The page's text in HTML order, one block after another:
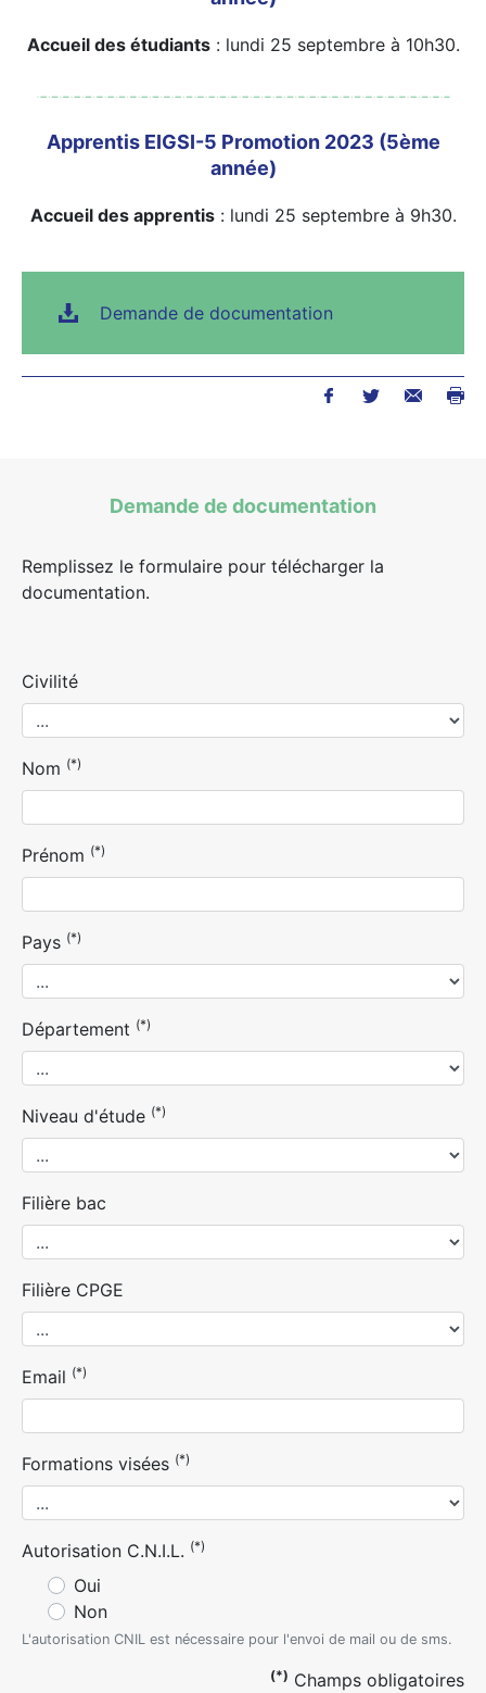
Accueil des étudiants: lundi 25 septembre à 10h30.
Apprentis EIGSI-5 Promotion 2023 (5ème
année)
Accueil des apprentis: lundi 25 septembre à 9h30.
Demande de documentation
Demande de documentation
Remplissez le formulaire pour télécharger la
documentation.
Civilité
Nom (*)
Prénom (*)
Pays (*)
Département (*)
Niveau d'étude (*)
Filière bac
Filière CPGE
Email (*)
Formations visées (*)
Autorisation C.N.I.L. (*)
Oui
Non
L'autorisation CNIL est nécessaire pour l'envoi de mail ou de sms.
(*) Champs obligatoires